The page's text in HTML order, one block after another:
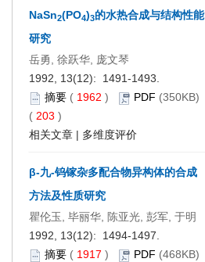
NaSn2(PO4)3的水热合成与结构性能
研究
岳勇, 徐跃华, 庞文琴
1992, 13(12): 1491-1493.
摘要 ( 1962 ) PDF (350KB)
( 203 )
相关文章 | 多维度评价
β-九-钨镓杂多配合物异构体的合成
方法及性质研究
瞿伦玉, 毕丽华, 陈亚光, 彭军, 于明
1992, 13(12): 1494-1497.
摘要 ( 1917 ) PDF (468KB)